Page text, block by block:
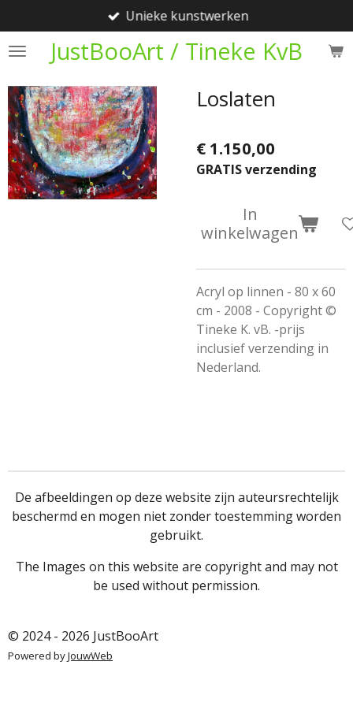
direct
naar
hoofdinhoud
JustBooArt / Tineke KvB
Unieke kunstwerken
Loslaten
€ 1.150,00
GRATIS verzending
In
winkelwagen
Acryl op linnen - 80 x 60
cm - 2008 - Copyright ©
Tineke K. vB. -prijs
inclusief verzending in
Nederland.
De afbeeldingen op deze website zijn auteursrechtelijk
beschermd en mogen niet zonder toestemming worden
gebruikt.
The Images on this website are copyright and may not
be used without permission.
© 2024 - 2026 JustBooArt
Powered byJouwWeb